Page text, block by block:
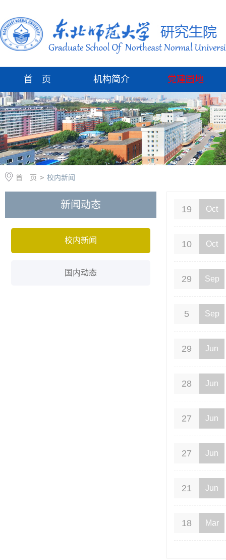
首 页 机构简介 党建园地
首 页 > 校内新闻
新闻动态
校内新闻
国内动态
19 Oct
10 Oct
29 Sep
5 Sep
29 Jun
28 Jun
27 Jun
27 Jun
21 Jun
18 Mar